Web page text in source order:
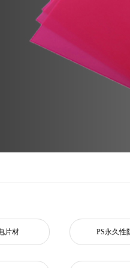
片材 PS永久性